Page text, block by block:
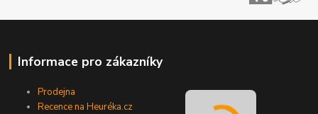
Informace pro zákazníky
Prodejna
Recence na Heuréka.cz